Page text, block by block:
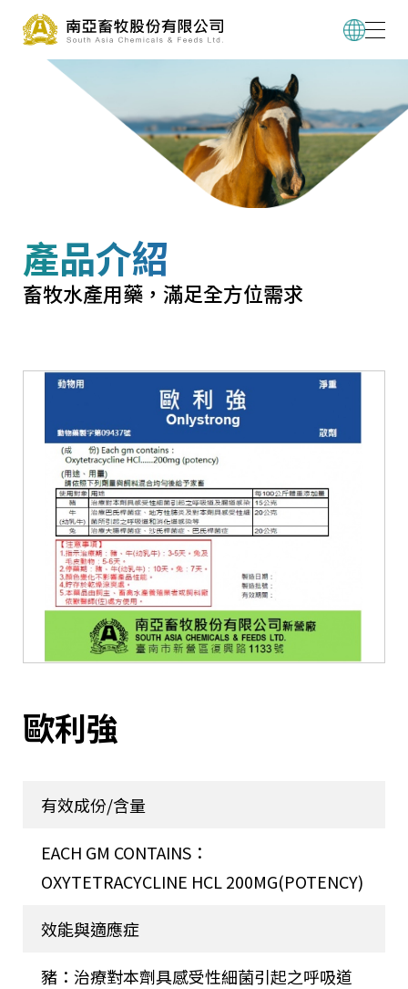
產品介紹
畜牧水產用藥，滿足全方位需求
歐利強
有效成份/含量
EACH GM CONTAINS：
OXYTETRACYCLINE HCL 200MG(POTENCY)
效能與適應症
豬：治療對本劑具感受性細菌引起之呼吸道